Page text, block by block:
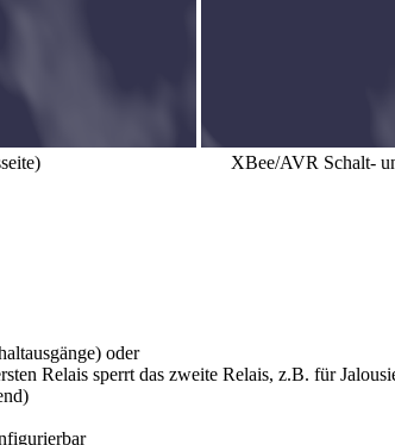
XBee/AVR Schalt- und
oder
Relais sperrt das zweite Relais, z.B. für